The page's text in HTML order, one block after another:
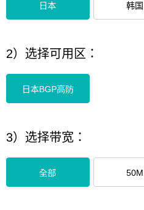
日本 韩国
2）选择可用区：
日本BGP高防
3）选择带宽：
全部 50M